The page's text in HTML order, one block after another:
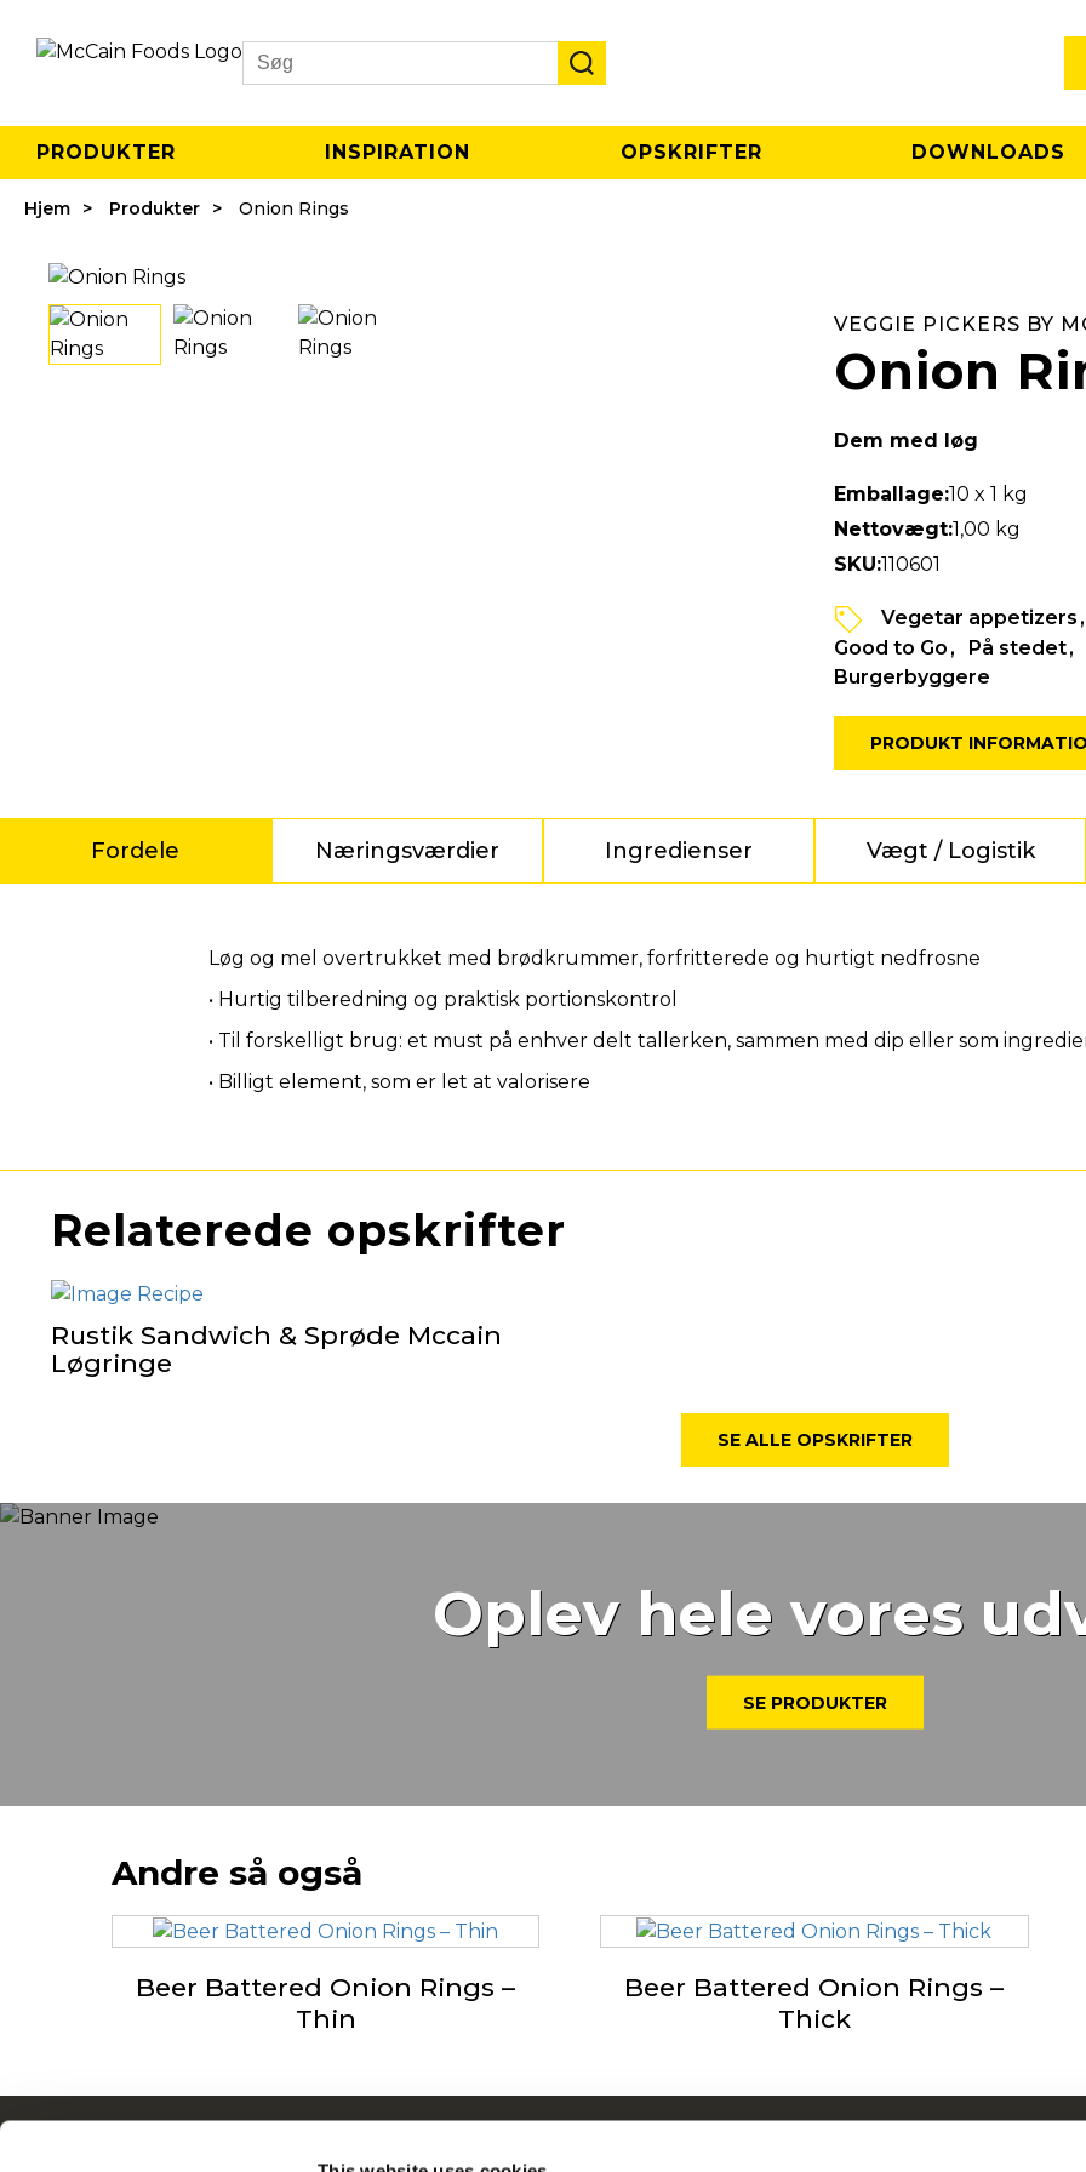
Search
PRODUKTER INSPIRATION OPSKRIFTER DOWNLOADS
Hjem Produkter Onion Rings
VEGGIE PICKERS BY
Onion
Dem med løg
Emballage:10 x 1 kg
Nettovægt:1,00 kg
SKU:110601
Vegetar appetizers
Good to Go
På stedet
Burgerbyggere
PRODUKT
Fordele Næringsværdier Ingredienser Vægt / Logistik
Løg og mel overtrukket med brødkrummer, forfritterede og hurtigt nedfrosne
• Hurtig tilberedning og praktisk portionskontrol
• Til forskelligt brug: et must på enhver delt tallerken, sammen med dip eller som
• Billigt element, som er let at valorisere
Relaterede opskrifter
Rustik Sandwich & Sprøde Mccain
Løgringe
SE ALLE OPSKRIFTER
Oplev hele vores
SE PRODUKTER
Andre så også
Beer Battered Onion Rings –
Thin
Beer Battered Onion Rings –
Thick